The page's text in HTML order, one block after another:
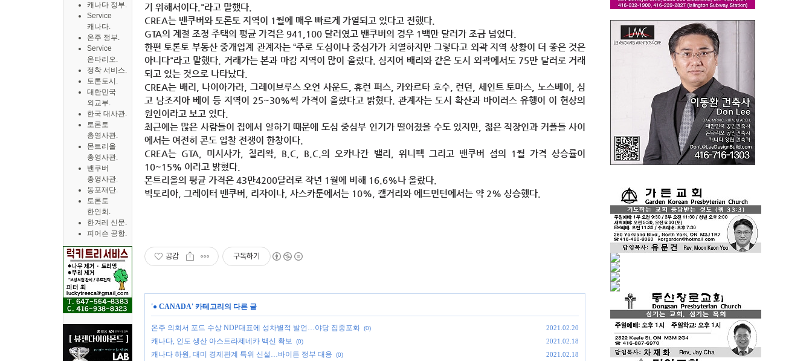
캐나다 정부.
Service
캐나다.
온주 정부.
Service
온타리오.
정착 서비스.
토론토시.
대한민국
외교부.
한국 대사관.
토론토
총영사관.
몬트리올
총영사관.
밴쿠버
총영사관.
동포재단.
토론토
한인회.
한겨레 신문.
피어슨 공항.
기 위해서이다."라고 말했다.
CREA는 밴쿠버와 토론토 지역이 1월에 매우 빠르게 가열되고 있다고 전했다.
GTA의 계절 조정 주택의 평균 가격은 941,100 달러였고 밴쿠버의 경우 1백만 달러가 조금 넘었다.
한편 토론토 부동산 중개업계 관계자는 “주로 도심이나 중심가가 치열하지만 그렇다고 외곽 지역 상황이 더 좋은 것은
아니다"라고 말했다. 거래가는 본과 마캄 지역이 많이 올랐다. 심지어 배리와 같은 도시 외곽에서도 75만 달러로 거래
되고 있는 것으로 나타났다.
CREA는 배리, 나이아가라, 그레이브루스 오언 사운드, 휴런 퍼스, 카와르타 호수, 런던, 세인트 토마스, 노스베이, 심
고 남조지아 베이 등 지역이 25~30%씩 가격이 올랐다고 밝혔다. 관계자는 도시 확산과 바이러스 유행이 이 현상의
원인이라고 보고 있다.
최근에는 많은 사람들이 집에서 일하기 때문에 도심 중심부 인기가 떨어졌을 수도 있지만, 젊은 직장인과 커플들 사이
에서는 여전히 콘도 입찰 전쟁이 한창이다.
CREA는 GTA, 미시사가, 칠리왁, B.C, B.C.의 오카나간 밸리, 위니펙 그리고 밴쿠버 섬의 1월 가격 상승률이
10~15% 이라고 밝혔다.
몬트리올의 평균 가격은 43만4200달러로 작년 1월에 비해 16.6%나 올랐다.
빅토리아, 그레이터 밴쿠버, 리자이나, 사스카툰에서는 10%, 캘거리와 에드먼턴에서는 약 2% 상승했다.
공감 구독하기
'● CANADA' 카테고리의 다른 글
온주 의회서 포드 수상 NDP대표에 성차별적 발언…야당 집중포화 (0) 2021.02.20
캐나다, 인도 생산 아스트라제네카 백신 확보 (0) 2021.02.18
캐나다 하원, 대미 경제관계 특위 신설…바이든 정부 대응 (0) 2021.02.18